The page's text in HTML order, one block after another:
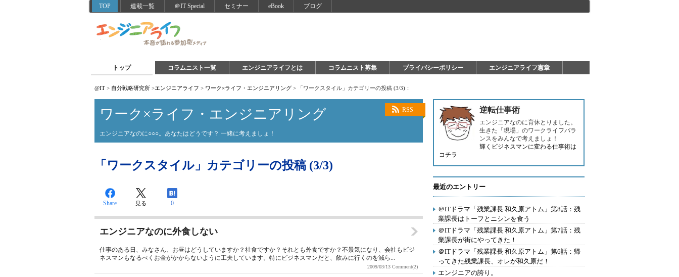
TOP 連載一覧 ＠IT Special セミナー eBook ブログ
トップ コラムニスト一覧 エンジニアライフとは コラムニスト募集 プライバシーポリシー エンジニアライフ憲章
@IT > 自分戦略研究所 >エンジニアライフ > ワーク×ライフ・エンジニアリング > 「ワークスタイル」カテゴリーの投稿 (3/3)：
RSS
ワーク×ライフ・エンジニアリング
エンジニアなのに○○○。あなたはどうです？ 一緒に考えましょ！
「ワークスタイル」カテゴリーの投稿 (3/3)
Share 見る 0
エンジニアなのに外食しない
仕事のある日、みなさん、お昼はどうしていますか？社食ですか？それとも外食ですか？不景気になり、会社もビジ
ネスマンもなるべくお金がかからないように工夫しています。特にビジネスマンだと、飲みに行くのを減ら...
2009/03/13 Comment(2)
逆転仕事術
エンジニアなのに育休とりました。
生きた「現場」のワークライフバラ
ンスをみんなで考えましょ！
輝くビジネスマンに変わる仕事術は
コチラ
最近のエントリー
＠ITドラマ「残業課長 和久原アトム」第8話：残
業課長はトーフとニシンを食う
＠ITドラマ「残業課長 和久原アトム」第7話：残
業課長が街にやってきた！
＠ITドラマ「残業課長 和久原アトム」第6話：帰
ってきた残業課長、オレが和久原だ！
エンジニアの誇り。